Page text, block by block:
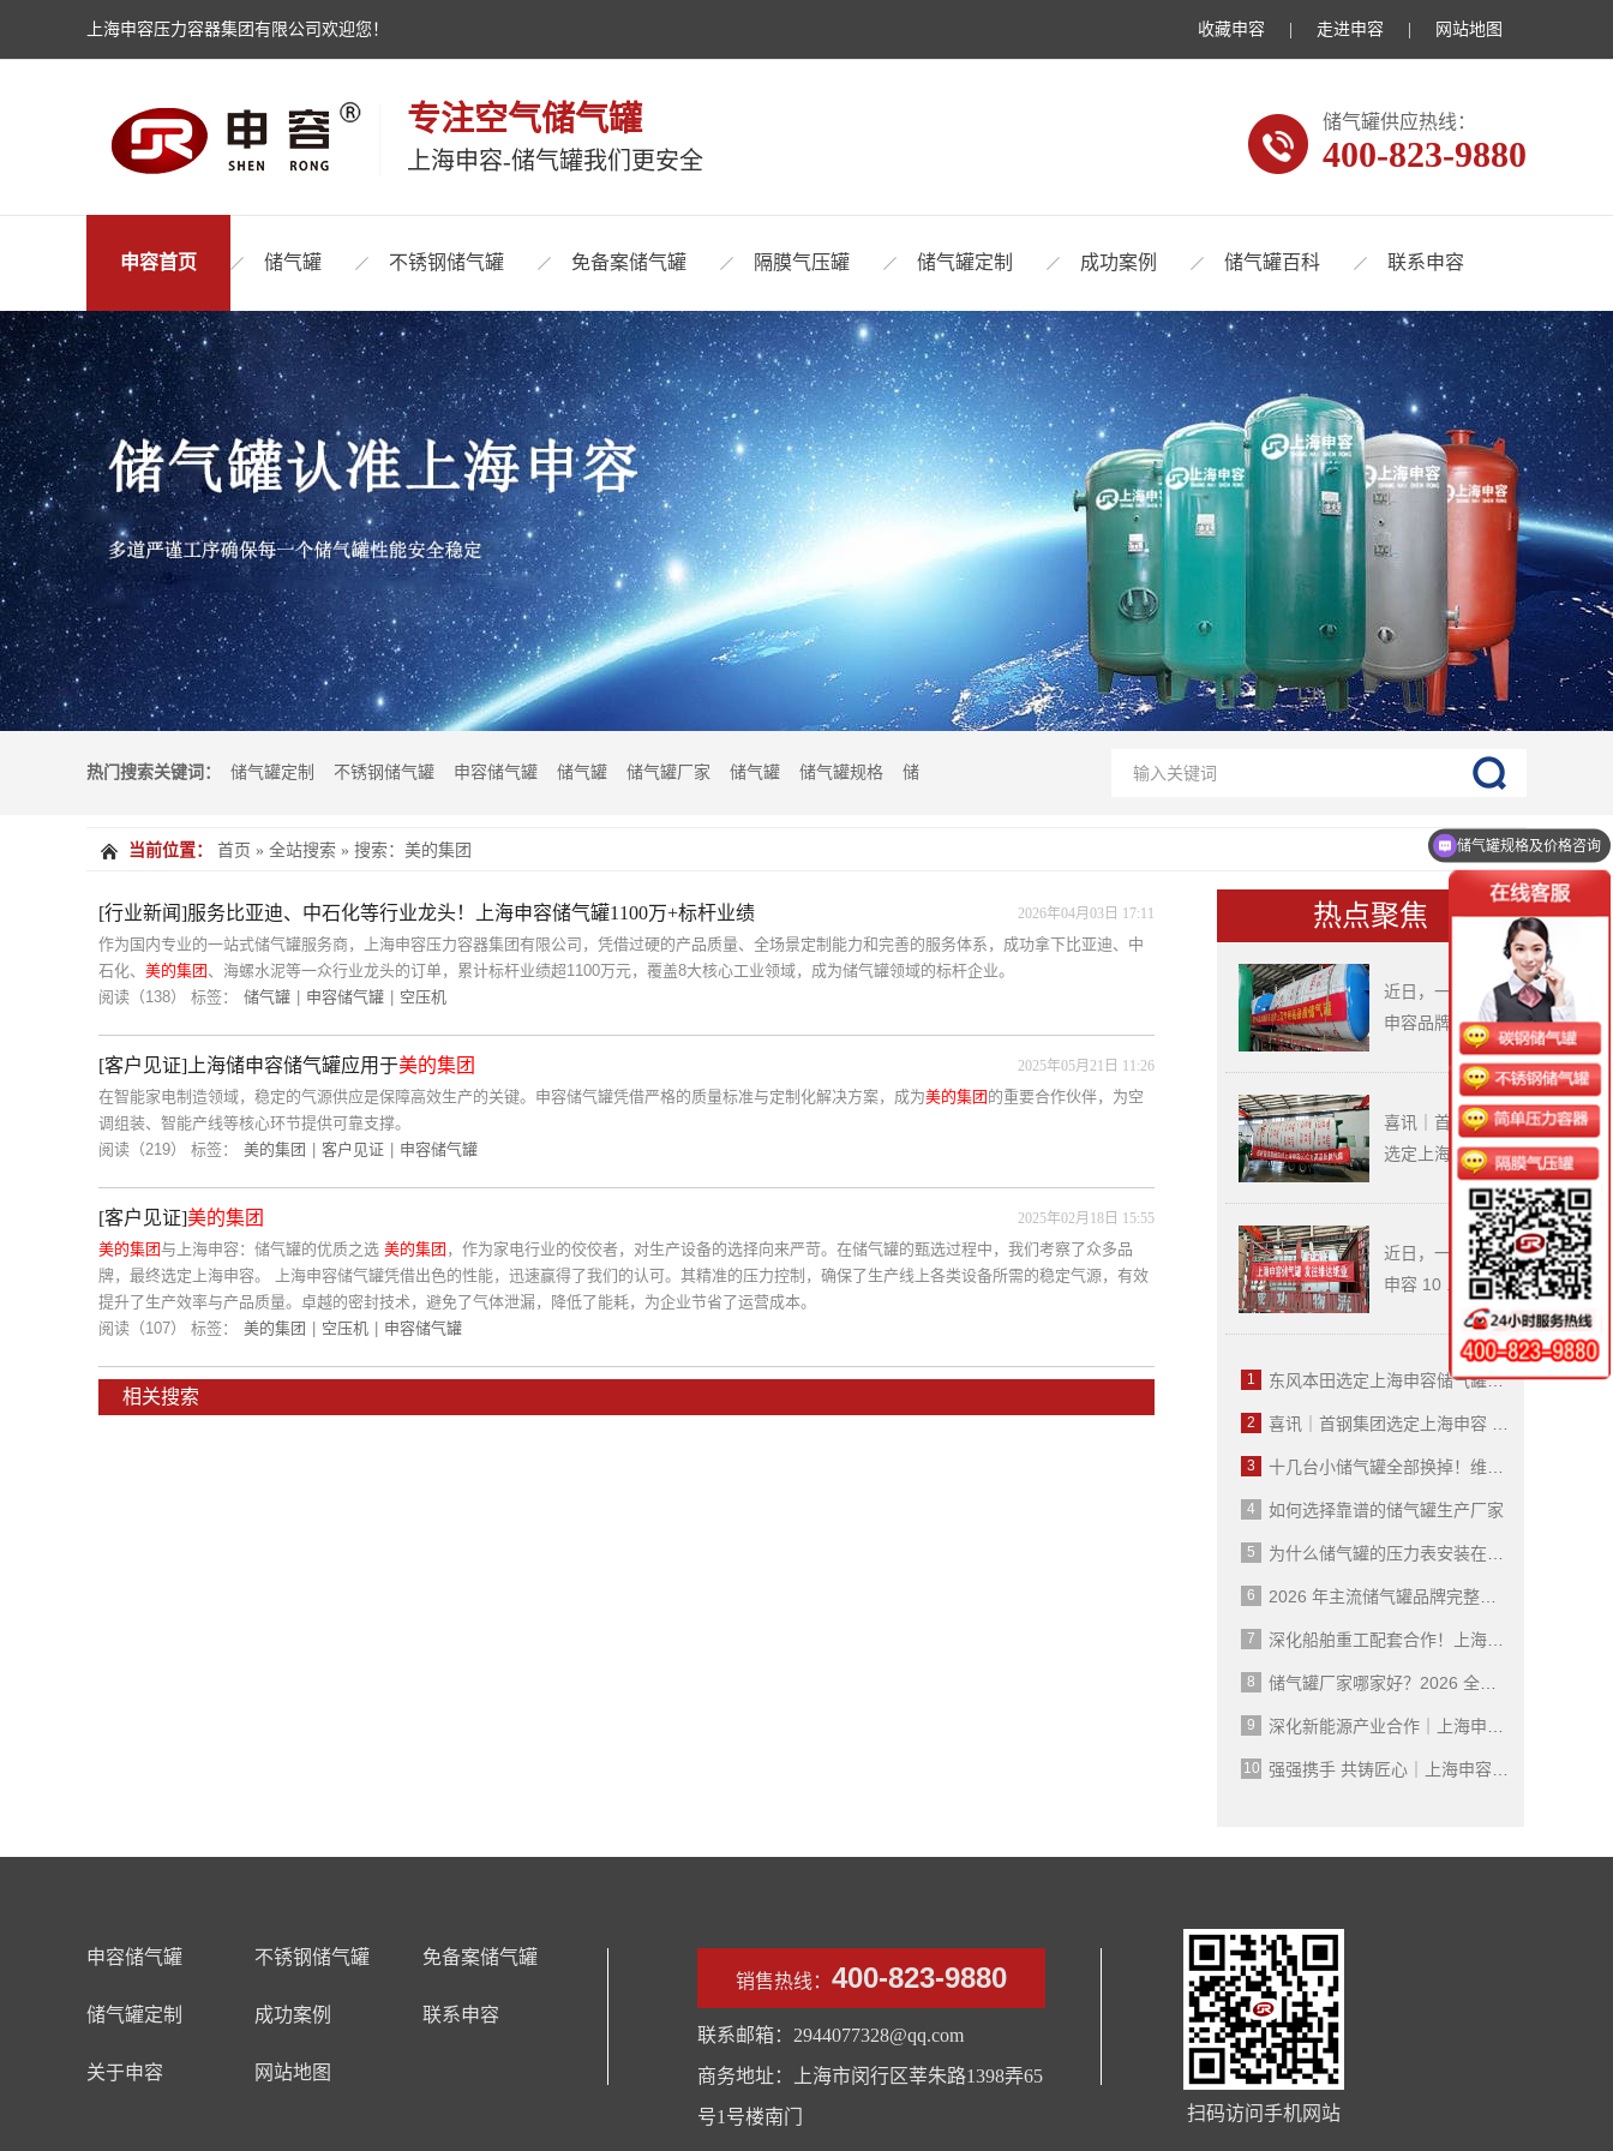
上海申容压力容器集团有限公司欢迎您！ 收藏申容 走进申容 网站地图
专注空气储气罐
上海申容-储气罐我们更安全
储气罐供应热线：
400-823-9880
申容首页 储气罐 不锈钢储气罐 免备案储气罐 隔膜气压罐 储气罐定制 成功案例 储气罐百科 联系申容
热门搜索关键词： 储气罐定制 不锈钢储气罐 申容储气罐 储气罐 储气罐厂家 储气罐 储气罐规格 储
气罐价格 储气罐品牌 储气罐容量2方
当前位置： 首页 » 全站搜索 » 搜索：美的集团
[行业新闻]服务比亚迪、中石化等行业龙头！上海申容储气罐1100万+标杆业绩 2026年04月03日 17:11
作为国内专业的一站式储气罐服务商，上海申容压力容器集团有限公司，凭借过硬的产品质量、全场景定制能力和完善的服务体系，成功拿下比亚迪、中
石化、 美的集团 、海螺水泥等一众行业龙头的订单，累计标杆业绩超1100万元，覆盖8大核心工业领域，成为储气罐领域的标杆企业。
阅读（138） 标签： 储气罐 申容储气罐 空压机
[客户见证]上海储申容储气罐应用于美的集团 2025年05月21日 11:26
在智能家电制造领域，稳定的气源供应是保障高效生产的关键。申容储气罐凭借严格的质量标准与定制化解决方案，成为美的集团 的重要合作伙伴，为空
调组装、智能产线等核心环节提供可靠支撑。
阅读（219） 标签： 美的集团 客户见证 申容储气罐
[客户见证]美的集团 2025年02月18日 15:55
美的集团与上海申容：储气罐的优质之选 美的集团 ，作为家电行业的佼佼者，对生产设备的选择向来严苛。在储气罐的甄选过程中，我们考察了众多品
牌，最终选定上海申容。 上海申容储气罐凭借出色的性能，迅速赢得了我们的认可。其精准的压力控制，确保了生产线上各类设备所需的稳定气源，有效
提升了生产效率与产品质量。卓越的密封技术，避免了气体泄漏，降低了能耗，为企业节省了运营成本。
阅读（107） 标签： 美的集团 空压机 申容储气罐
相关搜索
热点聚焦
容储气罐，高品质压
力容器助力汽车智造
升级
近日，一批上海
申容品牌...
上海申容 50 立方高
品质储气罐，携手筑
牢工业供气保障防线
喜讯｜首钢集团
选定上海...
换掉！维达纸业选用
管理省心、安全升
级！
近日，一台上海
申容 10 ...
1 东风本田选定上海申容储气罐，高品质压力容器助力汽车智造升级
2 喜讯｜首钢集团选定上海申容 50 立方高品质储气罐，携手筑牢工业供气保障防线
3 十几台小储气罐全部换掉！维达纸业选用申容 10 立方大罐，管理省心、安全升级！
4 如何选择靠谱的储气罐生产厂家
5 为什么储气罐的压力表安装在储气罐上必须用三通旋塞阀？
6 2026 年主流储气罐品牌完整分类清单
7 深化船舶重工配套合作！上海申容储气罐批量交付沪东中华造船集团，2026 高端压力容器制造实力再获认可
8 储气罐厂家哪家好？2026 全面落地 GB150-2024 新国标，申容成行业合规标杆
9 深化新能源产业合作｜上海申容一批高品质储气罐发往广西比亚迪
10 强强携手 共铸匠心｜上海申容高品质不锈钢储气罐成功交付承德钢铁
申容储气罐 不锈钢储气罐 免备案储气罐
储气罐定制 成功案例 联系申容
关于申容 网站地图
销售热线： 400-823-9880
联系邮箱：2944077328@qq.com
商务地址：上海市闵行区莘朱路1398弄65
号1号楼南门
扫码访问手机网站
储气罐规格及价格咨询